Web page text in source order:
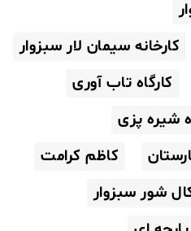
کارخانه سیمان لار سبزوار
کارگاه تاب آوری
شیره پزی
کاظم کرامت
شور سبزوار